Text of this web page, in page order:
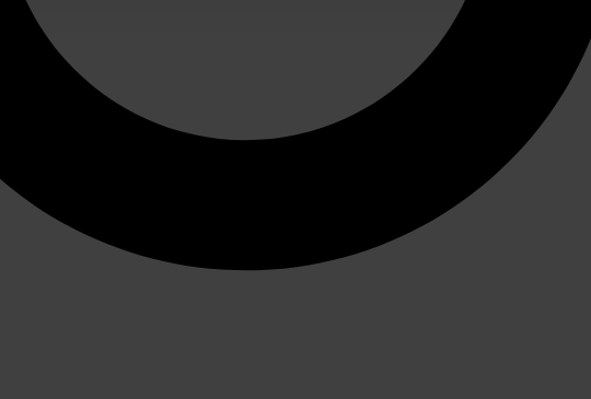
op basis van uw gebruik van hun services.